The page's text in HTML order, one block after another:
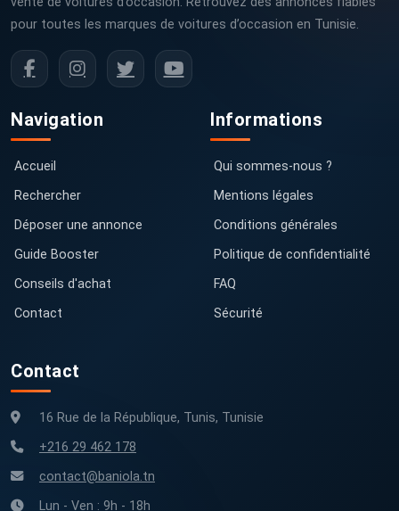
pour toutes les marques de voitures d’occasion en Tunisie.
Navigation
Accueil
Rechercher
Déposer une annonce
Guide Booster
Conseils d'achat
Contact
Informations
Qui sommes-nous ?
Mentions légales
Conditions générales
Politique de confidentialité
FAQ
Sécurité
Contact
16 Rue de la République, Tunis, Tunisie
+216 29 462 178
contact@baniola.tn
Lun - Ven : 9h - 18h